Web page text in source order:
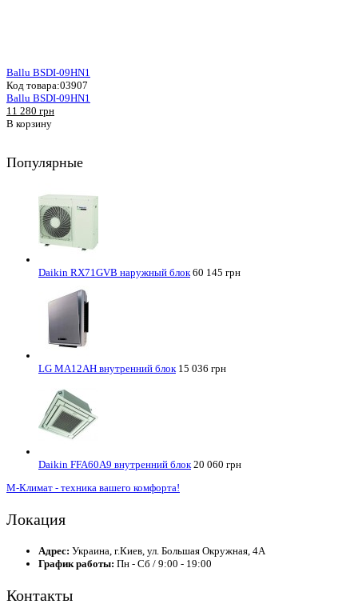
Ballu BSDI-09HN1
Код товара:03907
Ballu BSDI-09HN1
11 280 грн
В корзину
Популярные
Daikin RX71GVB наружный блок 60 145 грн
LG MA12AH внутренний блок 15 036 грн
Daikin FFA60A9 внутренний блок 20 060 грн
М-Климат - техника вашего комфорта!
Локация
Адрес: Украина, г.Киев, ул. Большая Окружная, 4А
График работы: Пн - Сб / 9:00 - 19:00
Контакты